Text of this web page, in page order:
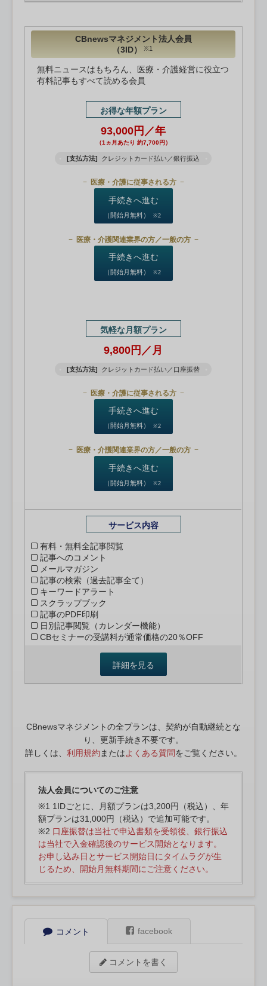
CBnewsマネジメント法人会員
（3ID）
※1
無料ニュースはもちろん、医療・介護経営に役立つ
有料記事もすべて読める会員
お得な年額プラン
93,000円／年
（1ヵ月あたり 約7,700円）
[支払方法] クレジットカード払い／銀行振込
医療・介護に従事される方
手続きへ進む
（開始月無料） ※2
医療・介護関連業界の方／一般の方
手続きへ進む
（開始月無料） ※2
気軽な月額プラン
9,800円／月
[支払方法] クレジットカード払い／口座振替
医療・介護に従事される方
手続きへ進む
（開始月無料） ※2
医療・介護関連業界の方／一般の方
手続きへ進む
（開始月無料） ※2
サービス内容
有料・無料全記事閲覧
記事へのコメント
メールマガジン
記事の検索（過去記事全て）
キーワードアラート
スクラップブック
記事のPDF印刷
日別記事閲覧（カレンダー機能）
CBセミナーの受講料が通常価格の20％OFF
詳細を見る
CBnewsマネジメントの全プランは、契約が自動継続とな
り、更新手続き不要です。
詳しくは、 利用規約 またはよくある質問をご覧ください。
法人会員についてのご注意
※1 1IDごとに、月額プランは3,200円（税込）、年
額プランは31,000円（税込）で追加可能です。
※2 口座振替は当社で申込書類を受領後、銀行振込
は当社で入金確認後のサービス開始となります。
お申し込み日とサービス開始日にタイムラグが生
じるため、開始月無料期間にご注意ください。
コメント facebook
コメントを書く